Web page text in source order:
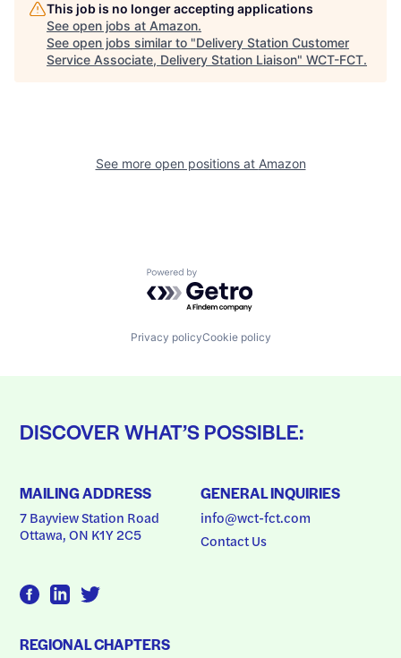
This job is no longer accepting applications
See open jobs at Amazon.
See open jobs similar to "Delivery Station Customer
Service Associate, Delivery Station Liaison" WCT-FCT.
See more open positions at Amazon
Powered by Getro.com
Privacy policyCookie policy
DISCOVER WHAT’S POSSIBLE:
MAILING ADDRESS
7 Bayview Station Road
Ottawa, ON K1Y 2C5
GENERAL INQUIRIES
info@wct-fct.com
Contact Us
REGIONAL CHAPTERS